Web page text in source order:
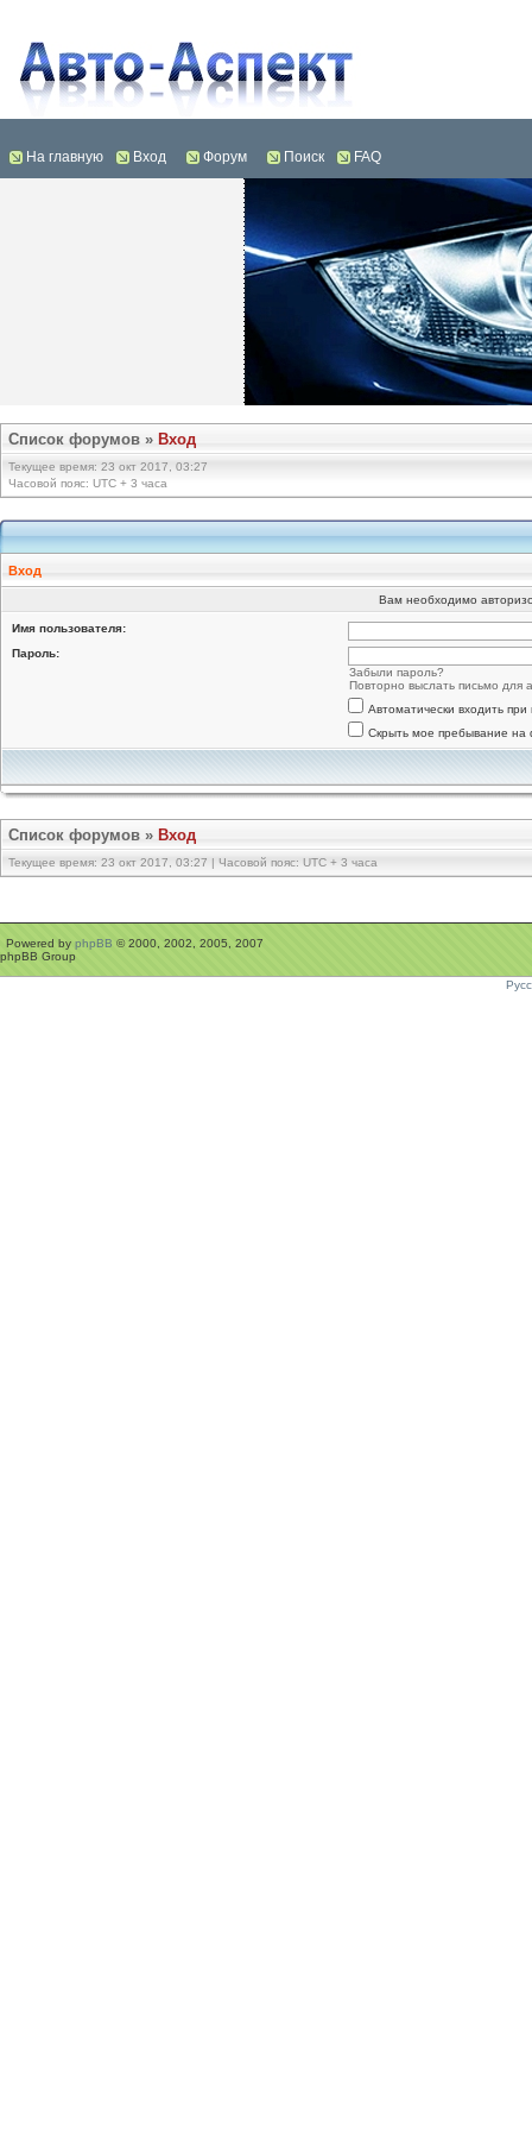
На главную Вход Форум Поиск FAQ
Список форумов » Вход
Текущее время: 23 окт 2017, 03:27
Часовой пояс: UTC + 3 часа
Вход
Вам необходимо
Имя пользователя:
Пароль:
Забыли пароль?
Повторно выслать письмо для
Автоматически входить
Скрыть мое пребывание на
Список форумов » Вход
Текущее время: 23 окт 2017, 03:27 | Часовой пояс: UTC + 3 часа
Powered by phpBB © 2000, 2002, 2005, 2007
phpBB Group